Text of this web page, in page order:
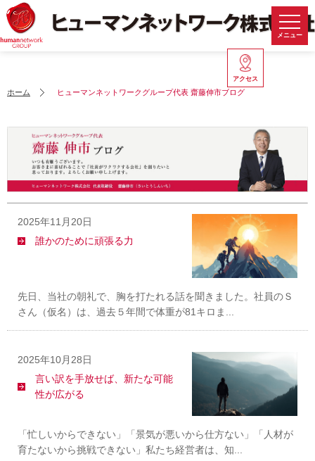
メニュー
アクセス
ホーム ヒューマンネットワークグループ代表 齋藤伸市ブログ
2025年11月20日
誰かのために頑張る力
先日、当社の朝礼で、胸を打たれる話を聞きました。社員のＳ
さん（仮名）は、過去５年間で体重が81キロま...
2025年10月28日
言い訳を手放せば、新たな可能
性が広がる
「忙しいからできない」「景気が悪いから仕方ない」「人材が
育たないから挑戦できない」私たち経営者は、知...